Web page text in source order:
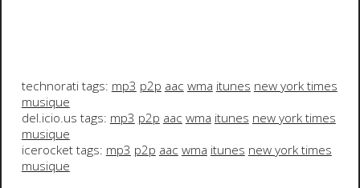
technorati tags: mp3 p2p aac wma itunes new york times
musique
del.icio.us tags: mp3 p2p aac wma itunes new york times
musique
icerocket tags: mp3 p2p aac wma itunes new york times
musique